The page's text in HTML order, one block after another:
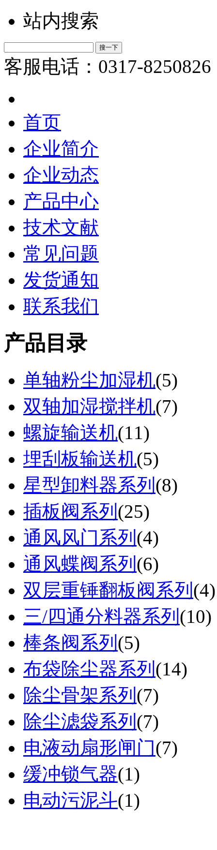
站内搜索
客服电话：0317-8250826
首页
企业简介
企业动态
产品中心
技术文献
常见问题
发货通知
联系我们
产品目录
单轴粉尘加湿机(5)
双轴加湿搅拌机(7)
螺旋输送机(11)
埋刮板输送机(5)
星型卸料器系列 (8)
插板阀系列 (25)
通风风门系列 (4)
通风蝶阀系列 (6)
双层重锤翻板阀系列 (4)
三/四通分料器系列 (10)
棒条阀系列 (5)
布袋除尘器系列 (14)
除尘骨架系列 (7)
除尘滤袋系列 (7)
电液动扇形闸门(7)
缓冲锁气器(1)
电动污泥斗(1)